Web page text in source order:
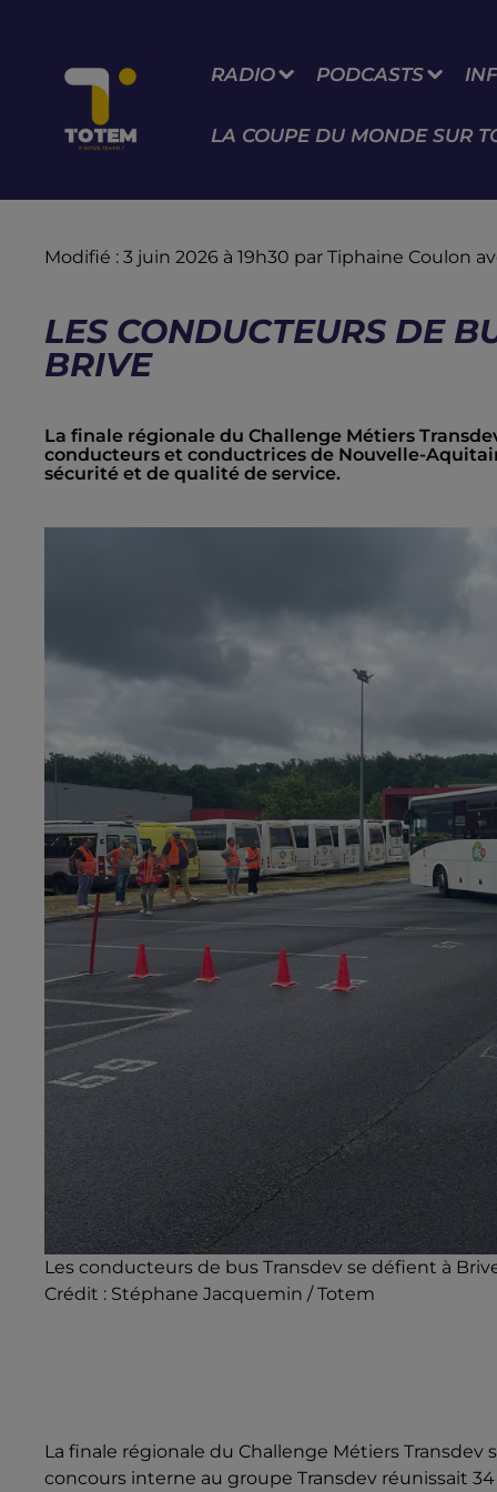
RADIO PODCASTS
LA COUPE DU MONDE SUR
Modifié : 3 juin 2026 à 19h30 par Tiphaine Coulon
LES CONDUCTEURS DE
BRIVE
La finale régionale du Challenge Métiers
conducteurs et conductrices de Nouvelle-
sécurité et de qualité de service.
Les conducteurs de bus Transdev se défient à
Crédit : Stéphane Jacquemin / Totem
La finale régionale du Challenge Métiers Transdev
concours interne au groupe Transdev réunissait